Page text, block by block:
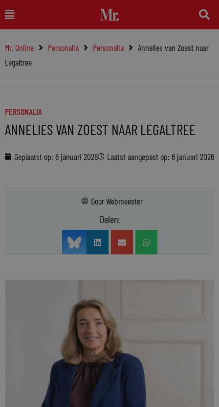
naar
inhoud
Main
Menu
Mr. Online Personalia Personalia
Annelies van Zoest naar
Legaltree
PERSONALIA
ANNELIES VAN ZOEST NAAR LEGALTREE
Geplaatst op: 6 januari 2026 Laatst aangepast op: 6 januari 2026
DoorWebmeester
Delen: